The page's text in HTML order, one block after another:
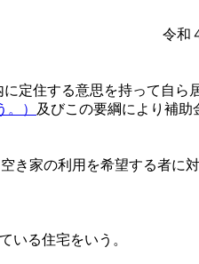
令和
定住する意思を持って自ら
）
及びこの要綱により補助
き家の利用を希望する者に
いる住宅をいう。